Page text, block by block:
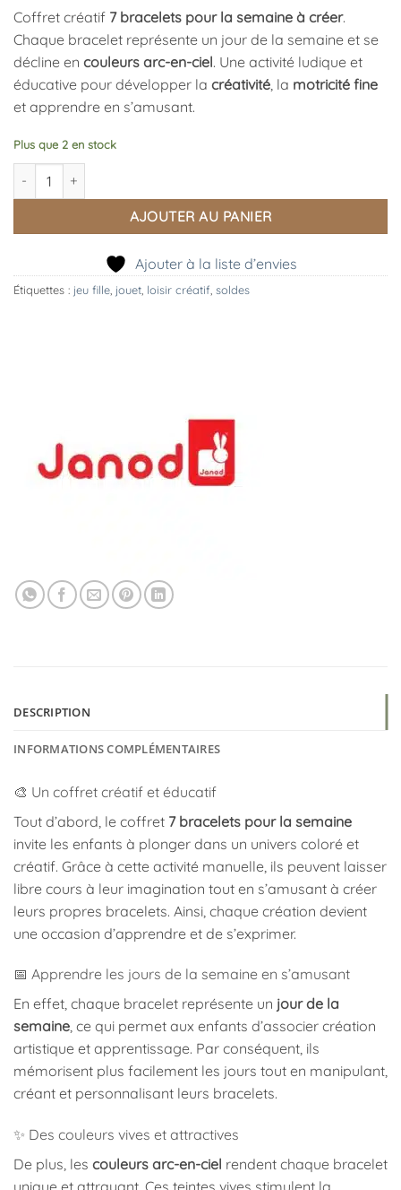
Coffret créatif 7 bracelets pour la semaine à créer.
Chaque bracelet représente un jour de la semaine et se
décline en couleurs arc-en-ciel. Une activité ludique et
éducative pour développer la créativité, la motricité fine
et apprendre en s’amusant.
Plus que 2 en stock
quantité de 7 Bracelets pour la semaine à créer, Janod
AJOUTER AU PANIER
Ajouter à la liste d’envies
Étiquettes : jeu fille jouet loisir créatif soldes
DESCRIPTION
INFORMATIONS COMPLÉMENTAIRES
🎨 Un coffret créatif et éducatif
Tout d’abord, le coffret 7 bracelets pour la semaine
invite les enfants à plonger dans un univers coloré et
créatif. Grâce à cette activité manuelle, ils peuvent laisser
libre cours à leur imagination tout en s’amusant à créer
leurs propres bracelets. Ainsi, chaque création devient
une occasion d’apprendre et de s’exprimer.
📅 Apprendre les jours de la semaine en s’amusant
En effet, chaque bracelet représente un jour de la
semaine, ce qui permet aux enfants d’associer création
artistique et apprentissage. Par conséquent, ils
mémorisent plus facilement les jours tout en manipulant,
créant et personnalisant leurs bracelets.
✨ Des couleurs vives et attractives
De plus, les couleurs arc-en-ciel rendent chaque bracelet